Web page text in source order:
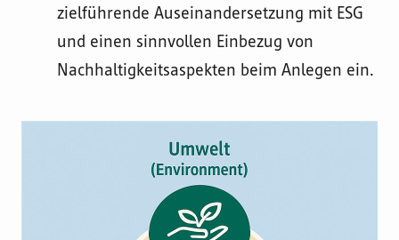
zielführende Auseinandersetzung mit ESG
und einen sinnvollen Einbezug von
Nachhaltigkeitsaspekten beim Anlegen ein.